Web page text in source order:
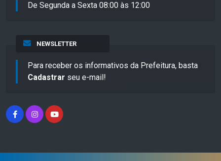
De Segunda a Sexta 08:00 às 12:00
NEWSLETTER
Para receber os informativos da Prefeitura, basta
Cadastrar seu e-mail!